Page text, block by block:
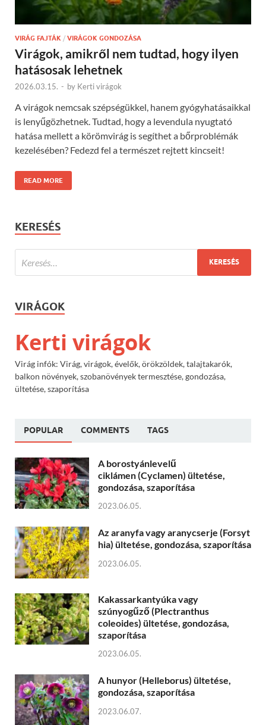
VIRÁG FAJTÁK / VIRÁGOK GONDOZÁSA
Virágok, amikről nem tudtad, hogy ilyen
hatásosak lehetnek
2026.03.15. - by Kerti virágok
A virágok nemcsak szépségükkel, hanem gyógyhatásaikkal
is lenyűgözhetnek. Tudtad, hogy a levendula nyugtató
hatása mellett a körömvirág is segíthet a bőrproblémák
kezelésében? Fedezd fel a természet rejtett kincseit!
READ MORE
KERESÉS
VIRÁGOK
Kerti virágok
Virág infók: Virág, virágok, évelők, örökzöldek, talajtakarók,
balkon növények, szobanövények termesztése, gondozása,
ültetése, szaporítása
POPULAR COMMENTS TAGS
A borostyánlevelű
ciklámen (Cyclamen) ültetése,
gondozása, szaporítása
2023.06.05.
Az aranyfa vagy aranycserje (Forsyt
hia) ültetése, gondozása, szaporítása
2023.06.05.
Kakassarkantyúka vagy
szúnyogűző (Plectranthus
coleoides) ültetése, gondozása,
szaporítása
2023.06.05.
A hunyor (Helleborus) ültetése,
gondozása, szaporítása
2023.06.07.